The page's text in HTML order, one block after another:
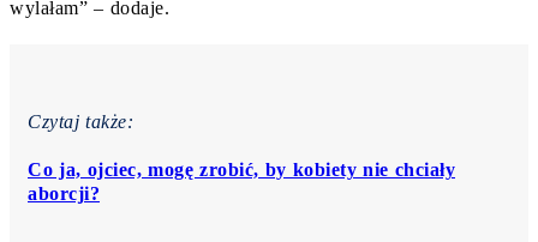
wylałam” – dodaje.
Czytaj także:
Co ja, ojciec, mogę zrobić, by kobiety nie chciały
aborcji?